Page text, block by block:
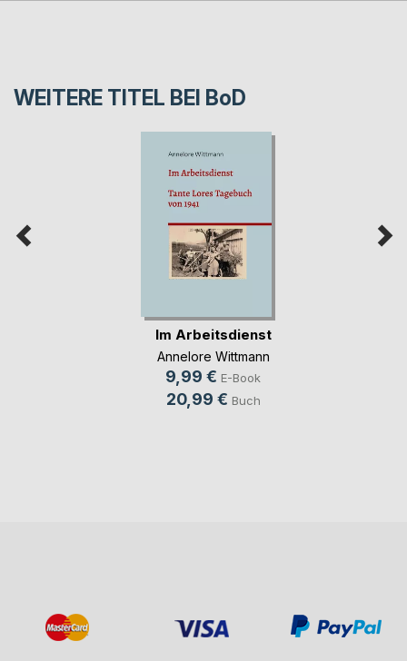
WEITERE TITEL BEI BoD
Im Arbeitsdienst
Annelore Wittmann
9,99 € E-Book
20,99 € Buch